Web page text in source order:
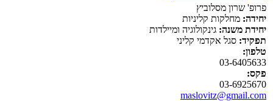
פרופ' שרון מסלוביץ
יחידה: מחלקות קליניות
יחידת משנה: גינקולוגיה ומיילדות
תפקיד: סגל אקדמי קליני
טלפון:
03-6405633
פקס:
03-6925670
maslovitz@gmail.com